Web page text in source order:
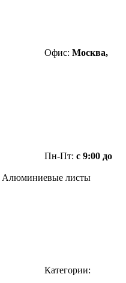
Офис: Москва,
Пн-Пт: с 9:00 до
Алюминиевые листы
Категории: